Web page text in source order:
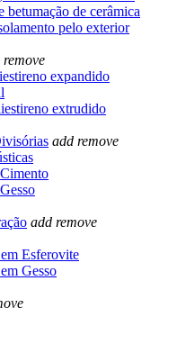
betumação de cerâmica
pelo exterior
remove
expandido
extrudido
add remove
add remove
Esferovite
Gesso